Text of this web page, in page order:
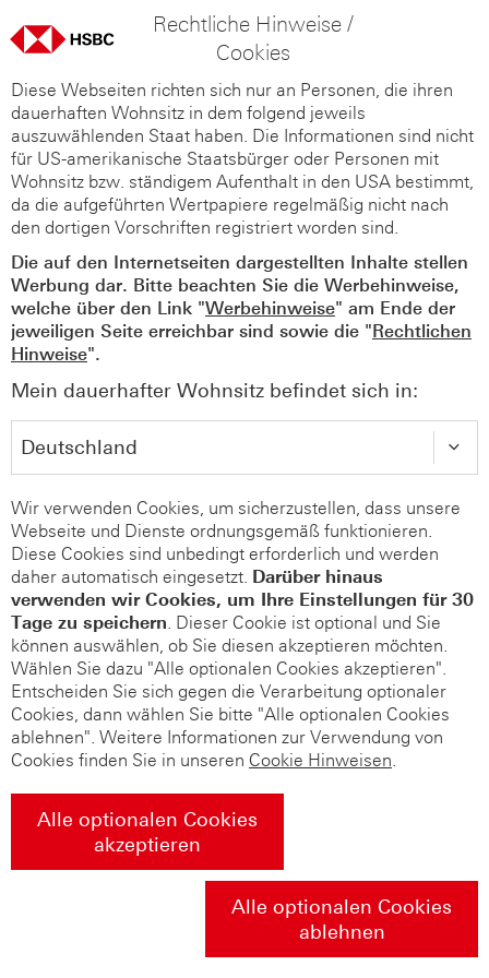
Rechtliche Hinweise /
Cookies
Diese Webseiten richten sich nur an Personen, die ihren
dauerhaften Wohnsitz in dem folgend jeweils
auszuwählenden Staat haben. Die Informationen sind nicht
für US-amerikanische Staatsbürger oder Personen mit
Wohnsitz bzw. ständigem Aufenthalt in den USA bestimmt,
da die aufgeführten Wertpapiere regelmäßig nicht nach
den dortigen Vorschriften registriert worden sind.
Die auf den Internetseiten dargestellten Inhalte stellen
Werbung dar. Bitte beachten Sie die Werbehinweise,
welche über den Link "Werbehinweise" am Ende der
jeweiligen Seite erreichbar sind sowie die "Rechtlichen
Hinweise".
Mein dauerhafter Wohnsitz befindet sich in:
Wir verwenden Cookies, um sicherzustellen, dass unsere
Webseite und Dienste ordnungsgemäß funktionieren.
Diese Cookies sind unbedingt erforderlich und werden
daher automatisch eingesetzt. Darüber hinaus
verwenden wir Cookies, um Ihre Einstellungen für 30
Tage zu speichern. Dieser Cookie ist optional und Sie
können auswählen, ob Sie diesen akzeptieren möchten.
Wählen Sie dazu "Alle optionalen Cookies akzeptieren".
Entscheiden Sie sich gegen die Verarbeitung optionaler
Cookies, dann wählen Sie bitte "Alle optionalen Cookies
ablehnen". Weitere Informationen zur Verwendung von
Cookies finden Sie in unseren Cookie Hinweisen.
Alle optionalen Cookies
akzeptieren
Alle optionalen Cookies
ablehnen